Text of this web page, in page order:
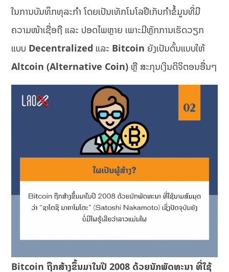
ໃນການບັນທຶກທຸລະກຳ ໂດຍເປັນເທັກໂນໂລຢີເກັບກຳຂໍ້ມູນທີ່ມີ
ຄວາມໜ້າເຊື່ອຖື ແລະ ປອດໄພຫຼາຍ ເພາະມີຫຼັກການເຮັດວຽກ
ແບບ Decentralized ແລະ Bitcoin ຍັງເປັນຕົ້ນແບບໃຫ້
Altcoin (Alternative Coin) ຫຼື ສະກຸນເງິນດິຈິຕອນອື່ນໆ
Bitcoin ຖືກສ້າງຂຶ້ນມາໃນປີ 2008 ດ້ວຍນັກພັດທະນາ ທີ່ໃຊ້